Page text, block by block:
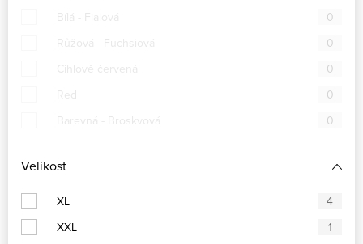
Bílá - Fialová
0
Růžová - Fuchsiová
0
Cihlově červená
0
Red
0
Barevná - Broskvová
0
Velikost
XL
4
XXL
1